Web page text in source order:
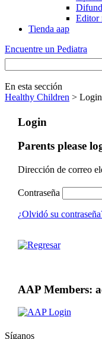
Editor
Tienda aap
Encuentre un Pediatra
En esta sección
Healthy Children > Login
Login
Parents please
Dirección de correo
Contraseña
¿Olvidó su
AAP Members:
Síganos